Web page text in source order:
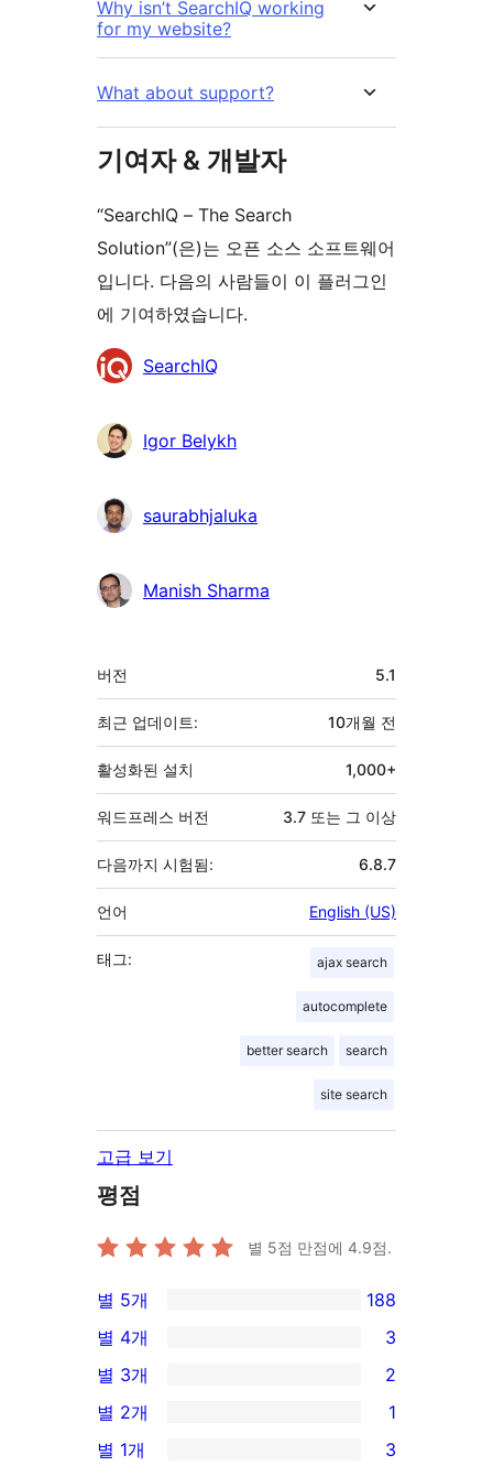
Why isn’t SearchIQ working
for my website?
What about support?
기여자 & 개발자
“SearchIQ – The Search
Solution”(은)는 오픈 소스 소프트웨어
입니다. 다음의 사람들이 이 플러그인
에 기여하였습니다.
기
자
SearchIQ
Igor Belykh
saurabhjaluka
Manish Sharma
기
초
버전 5.1
최근 업데이트: 10개월 전
활성화된 설치 1,000+
워드프레스 버전 3.7 또는 그 이상
다음까지 시험됨: 6.8.7
언어 English (US)
태그: ajax search
autocomplete
better search search
site search
고급 보기
평점
별 5점 만점에 4.9점.
188/5-
별
점
후
기
별 5개 188
3/4-
별
점
후
별 4개 3
2/3-
별
점
별 3개 2
1/2-
별
별 2개 1
3/1-
별 1개 3